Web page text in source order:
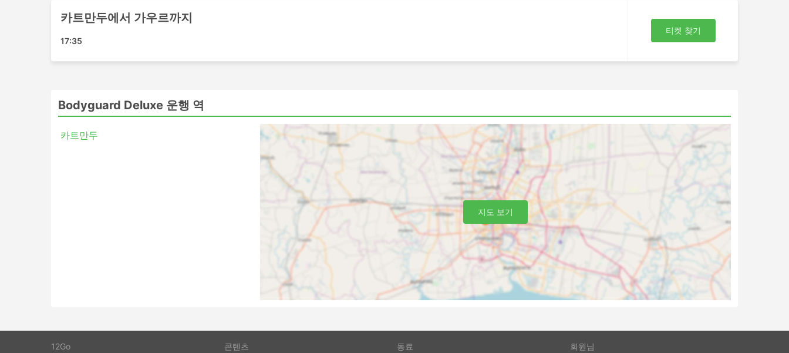
Bodyguard Deluxe 티켓 가격 및 좌석 등급
버스 여행의 가장 좋은 점 중 하나는 프라이버시와 편안함에 대한 요구 사항에 맞게 여행을 거의 맞춤화할 수 있
다는 것입니다. 가장 저렴한 여행은 일반적으로 표준 클래스 버스로 제공됩니다. 로컬, 익스프레스 또는 일반 버
스라고 할 수 있습니다. 이것은 짧은 여행에 좋은 선택입니다. 수면 좌석이 있는 버스 또는 VIP 버스는 장거리 및
야간 여행 모두에 적합합니다. 침대나 넓고 푹신한 등받이가 있는 좌석이 제공되며 때로는 빌트인 마사지 옵션,
담요, 음료 및 간식이 제공되거나에서 화장실 이용시간 또는 버스가 주유를 하는 동안 식사가 제공됩니다. 야간
버스로 여행하면 호텔비를 절약할 수 있지만 가장 편안한 승차를 위해 버스 등급을 현명하게 선택하세요. 가격은
항상 주행 거리와 버스 유형에 따라 다릅니다. 일부 단거리 여행의 경우, 일반 버스로 여행하는 데 소요되는 시간
을 두 배로 절약할 수 있으므로 추가 비용을 투자하고 VIP 버스 좌석을 구입하는 것이 좋습니다.
버스는 기차나 비행기로 갈 수 없는 여행지로 가는 최고의 선택입니다. 버스 네트워크는 종종 거의 전국을 포괄하
제선에서도 체크인에 많은 시간이 걸리지 않습니다. 수하물 허용 한도는 일반적으로 매우 여행자 친화적이며 한
도가 설정되어 있는 경우 추가 수하물에 대한 요금은 일반적으로 그리 높지 않습니다.
카트만두에서 가우르까지
17:35
티켓 찾기
Bodyguard Deluxe 운행 역
카트만두
지도 보기
12Go
콘텐츠
동료
회원님